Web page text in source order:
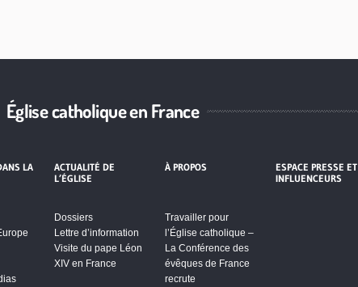
Église catholique en France
LA
ACTUALITÉ DE
L’ÉGLISE
Dossiers
Lettre d’information
Visite du pape Léon
XIV en France
À PROPOS
Travailler pour
l’Église catholique –
La Conférence des
évêques de France
recrute
ESPACE PRESSE ET
INFLUENCEURS